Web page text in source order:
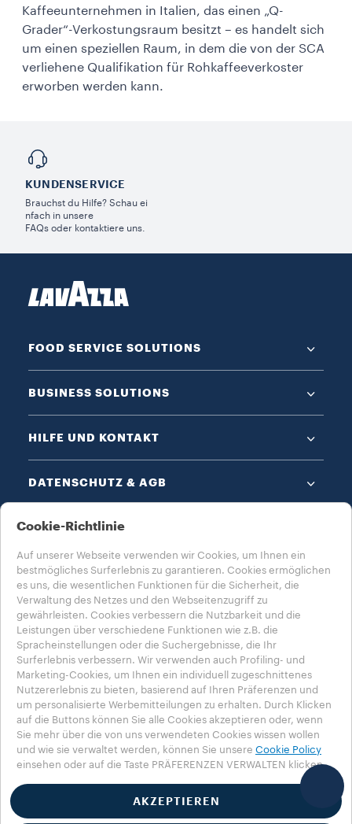
Kaffeeunternehmen in Italien, das einen „Q-
Grader“-Verkostungsraum besitzt – es handelt sich
um einen speziellen Raum, in dem die von der SCA
verliehene Qualifikation für Rohkaffeeverkoster
erworben werden kann.
KUNDENSERVICE​
Brauchst du Hilfe? Schau ei
nfach in unsere
FAQs oder kontaktiere uns.
FOOD SERVICE SOLUTIONS
BUSINESS SOLUTIONS
HILFE UND KONTAKT
DATENSCHUTZ & AGB​
WÄHLE DEIN LAND AUS​
DEUTSCHLAND​
Datenschutzerklärung Impressum
Cookie-Richtlinien​
Cookie-Einstellungen​
Whistleblowing
Erklärung zur Barrierefreiheit
©2025 Luigi Lavazza SPA. Alle Rechte vorbehalten – USt-IdNr. 00470550013
- Handelsbuch-Eintragsnr. 257143, 25.090.000 € vollständig einbezahltes
Cookie-Richtlinie
Auf unserer Webseite verwenden wir Cookies, um Ihnen ein
bestmögliches Surferlebnis zu garantieren. Cookies ermöglichen
es uns, die wesentlichen Funktionen für die Sicherheit, die
Verwaltung des Netzes und den Webseitenzugriff zu
gewährleisten. Cookies verbessern die Nutzbarkeit und die
Leistungen über verschiedene Funktionen wie z.B. die
Spracheinstellungen oder die Suchergebnisse, die Ihr
Surferlebnis verbessern. Wir verwenden auch Profiling- und
Marketing-Cookies, um Ihnen ein individuell zugeschnittenes
Nutzererlebnis zu bieten, basierend auf Ihren Präferenzen und
um personalisierte Werbemitteilungen zu erhalten. Durch Klicken
auf die Buttons können Sie alle Cookies akzeptieren oder, wenn
Sie mehr über die von uns verwendeten Cookies wissen wollen
und wie sie verwaltet werden, können Sie unsere Cookie Policy
einsehen oder auf die Taste PRÄFERENZEN VERWALTEN klicken.
AKZEPTIEREN